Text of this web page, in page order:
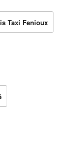
Taxi Fenioux